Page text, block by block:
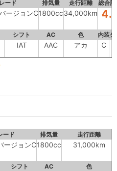
ード 排気量 走行距離 総合評
ージョンC1800cc34,000km
シフト AC 色 内装
IAT AAC アカ C
ード 排気量 走行距離
ージョンC1800cc 31,000km
シフト AC 色